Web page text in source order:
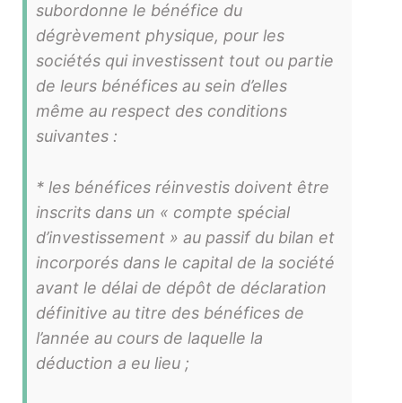
subordonne le bénéfice du
dégrèvement physique, pour les
sociétés qui investissent tout ou partie
de leurs bénéfices au sein d’elles
même au respect des conditions
suivantes :
* les bénéfices réinvestis doivent être
inscrits dans un « compte spécial
d’investissement » au passif du bilan et
incorporés dans le capital de la société
avant le délai de dépôt de déclaration
définitive au titre des bénéfices de
l’année au cours de laquelle la
déduction a eu lieu ;